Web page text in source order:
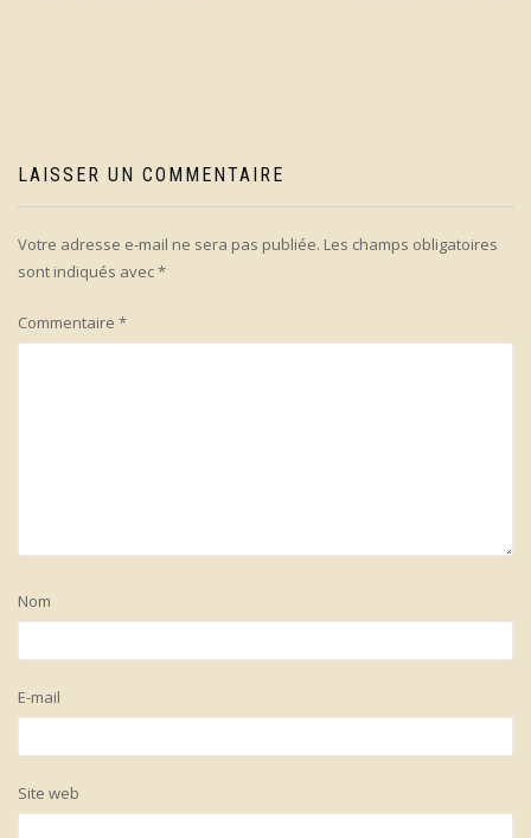
LAISSER UN COMMENTAIRE
Votre adresse e-mail ne sera pas publiée. Les champs obligatoires
sont indiqués avec*
Commentaire *
Nom
E-mail
Site web